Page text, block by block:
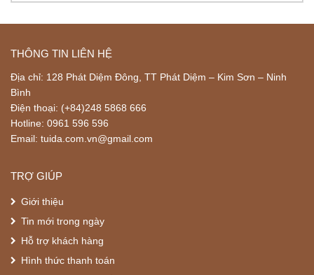
THÔNG TIN LIÊN HỆ
Địa chỉ: 128 Phát Diệm Đông, TT Phát Diệm – Kim Sơn – Ninh
Bình
Điện thoại: (+84)248 5868 666
Hotline: 0961 596 596
Email: tuida.com.vn@gmail.com
TRỢ GIÚP
Giới thiệu
Tin mới trong ngày
Hỗ trợ khách hàng
Hình thức thanh toán